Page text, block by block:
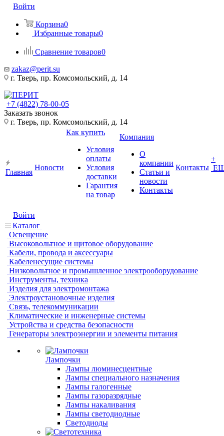
Войти
Корзина0
Избранные товары0
Сравнение товаров0
zakaz@perit.su
г. Тверь, пр. Комсомольский, д. 14
+7 (4822) 78-00-05
Заказать звонок
г. Тверь, пр. Комсомольский, д. 14
Главная
Новости
Как купить
Условия
оплаты
Условия
доставки
Гарантия
на товар
Компания
О
компании
Статьи и
новости
Контакты
Контакты
+
Войти
Каталог
Освещение
Высоковольтное и щитовое оборудование
Кабели, провода и аксессуары
Кабеленесущие системы
Низковольтное и промышленное электрооборудование
Инструменты, техника
Изделия для электромонтажа
Электроустановочные изделия
Связь, телекоммуникации
Климатические и инженерные системы
Устройства и средства безопасности
Генераторы электроэнергии и элементы питания
Лампочки
Лампы люминесцентные
Лампы специального назначения
Лампы галогенные
Лампы газоразрядные
Лампы накаливания
Лампы светодиодные
Светодиоды